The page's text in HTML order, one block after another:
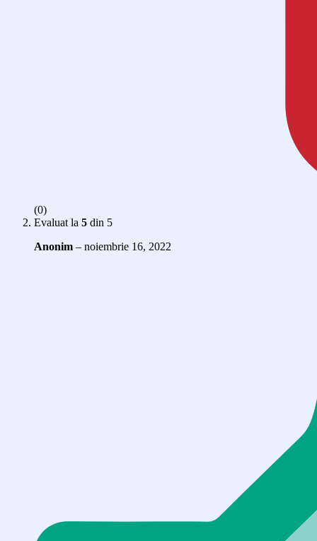
(0)
Evaluat la 5 din 5
Anonim – noiembrie 16, 2022